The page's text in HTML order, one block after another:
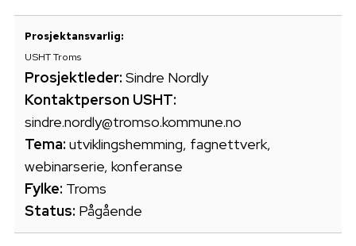
Prosjektansvarlig:
USHT Troms
Prosjektleder: Sindre Nordly
Kontaktperson USHT:
sindre.nordly@tromso.kommune.no
Tema: utviklingshemming, fagnettverk,
webinarserie, konferanse
Fylke: Troms
Status: Pågående